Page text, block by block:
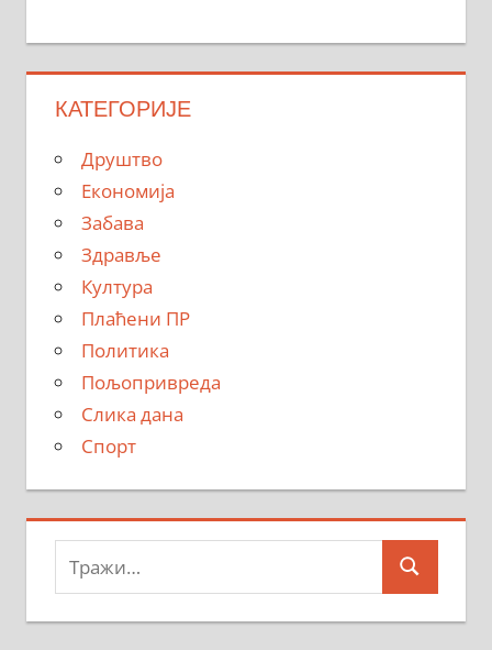
КАТЕГОРИЈЕ
Друштво
Економија
Забава
Здравље
Култура
Плаћени ПР
Политика
Пољопривреда
Слика дана
Спорт
Тражи:
Search